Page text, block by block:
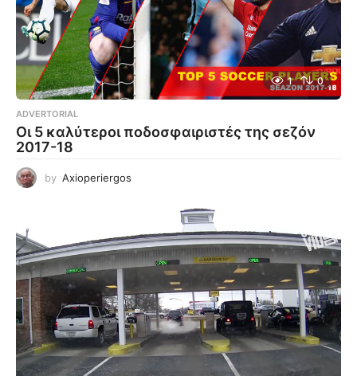
1 0
ADVERTORIAL
Οι 5 καλύτεροι ποδοσφαιριστές της σεζόν
2017-18
by Axioperiergos